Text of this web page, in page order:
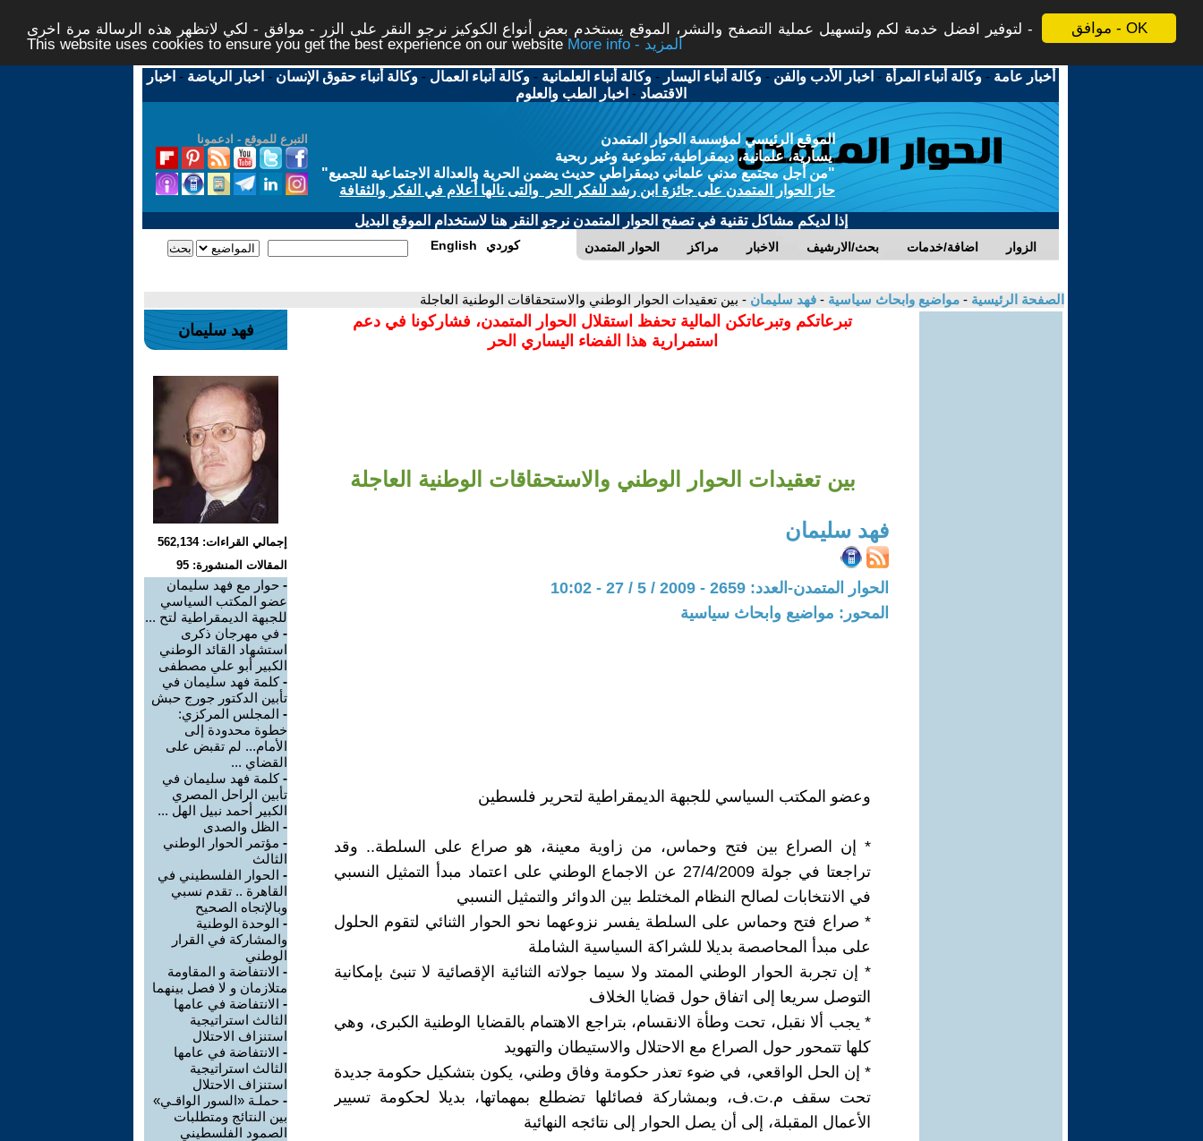
موافق - OK
لتوفير افضل خدمة لكم ولتسهيل عملية التصفح والنشر، الموقع يستخدم بعض أنواع الكوكيز نرجو النقر على الزر - موافق - لكي لاتظهر هذه الرسالة مرة اخرى -
This website uses cookies to ensure you get the best experience on our website
More info - المزيد
أخبار عامة -وكالة أنباء المرأة - اخبار الأدب والفن -وكالة أنباء اليسار -وكالة أنباء العلمانية -وكالة أنباء العمال -وكالة أنباء حقوق الإنسان - اخبار الرياضة - اخبار
الاقتصاد - اخبار الطب والعلوم
التبرع للموقع - ادعمونا
الموقع الرئيسي لمؤسسة الحوار المتمدن
يسارية، علمانية، ديمقراطية، تطوعية وغير ربحية
"من أجل مجتمع مدني علماني ديمقراطي حديث يضمن الحرية والعدالة الاجتماعية للجميع"
حاز الحوار المتمدن على جائزة ابن رشد للفكر الحر والتى نالها أعلام في الفكر والثقافة
إذا لديكم مشاكل تقنية في تصفح الحوار المتمدن نرجو النقر هنا لاستخدام الموقع البديل
الحوار المتمدن مراكز الاخبار بحث/الارشيف اضافة/خدمات الزوار English كوردي
الصفحة الرئيسية - مواضيع وابحاث سياسية - فهد سليمان - بين تعقيدات الحوار الوطني والاستحقاقات الوطنية العاجلة
تبرعاتكم وتبرعاتكن المالية تحفظ استقلال الحوار المتمدن، فشاركونا في دعم
استمرارية هذا الفضاء اليساري الحر
بين تعقيدات الحوار الوطني والاستحقاقات الوطنية العاجلة
فهد سليمان
الحوار المتمدن-العدد: 2659 - 2009 / 5 / 27 - 10:02
المحور: مواضيع وابحاث سياسية
وعضو المكتب السياسي للجبهة الديمقراطية لتحرير فلسطين
* إن الصراع بين فتح وحماس، من زاوية معينة، هو صراع على السلطة.. وقد
تراجعتا في جولة 27/4/2009 عن الاجماع الوطني على اعتماد مبدأ التمثيل النسبي
في الانتخابات لصالح النظام المختلط بين الدوائر والتمثيل النسبي
* صراع فتح وحماس على السلطة يفسر نزوعهما نحو الحوار الثنائي لتقوم الحلول
على مبدأ المحاصصة بديلا للشراكة السياسية الشاملة
* إن تجربة الحوار الوطني الممتد ولا سيما جولاته الثنائية الإقصائية لا تنبئ بإمكانية
التوصل سريعا إلى اتفاق حول قضايا الخلاف
* يجب ألا نقبل، تحت وطأة الانقسام، بتراجع الاهتمام بالقضايا الوطنية الكبرى، وهي
كلها تتمحور حول الصراع مع الاحتلال والاستيطان والتهويد
* إن الحل الواقعي، في ضوء تعذر حكومة وفاق وطني، يكون بتشكيل حكومة جديدة
تحت سقف م.ت.ف، وبمشاركة فصائلها تضطلع بمهماتها، بديلا لحكومة تسيير
الأعمال المقبلة، إلى أن يصل الحوار إلى نتائجه النهائية
فهد سليمان
إجمالي القراءات: 562,134
المقالات المنشورة: 95
- حوار مع فهد سليمان
عضو المكتب السياسي
للجبهة الديمقراطية لتح ...
- في مهرجان ذكرى
استشهاد القائد الوطني
الكبير أبو علي مصطفى
-كلمة فهد سليمان في
تأبين الدكتور جورج حبش
- المجلس المركزي:
خطوة محدودة إلى
الأمام... لم تقبض على
القضاي ...
-كلمة فهد سليمان في
تأبين الراحل المصري
الكبير أحمد نبيل الهل ...
- الظل والصدى
- مؤتمر الحوار الوطني
الثالث
- الحوار الفلسطيني في
القاهرة .. تقدم نسبي
وبالإتجاه الصحيح
- الوحدة الوطنية
والمشاركة في القرار
الوطني
- الانتفاضة و المقاومة
متلازمان و لا فصل بينهما
- الانتفاضة في عامها
الثالث استراتيجية
استنزاف الاحتلال
- الانتفاضة في عامها
الثالث استراتيجية
استنزاف الاحتلال
- حملـة «السور الواقـي»
بين النتائج ومتطلبات
الصمود الفلسطيني